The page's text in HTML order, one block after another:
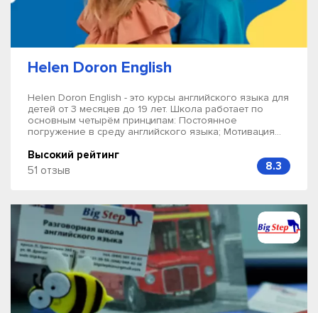
Helen Doron English
Helen Doron English - это курсы английского языка для
детей от 3 месяцев до 19 лет. Школа работает по
основным четырём принципам: Постоянное
погружение в среду английского языка; Мотивация...
Высокий рейтинг
51 отзыв
8.3